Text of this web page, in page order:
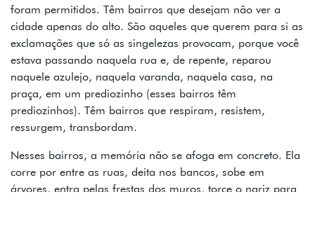
foram permitidos. Têm bairros que desejam não ver a
cidade apenas do alto. São aqueles que querem para si as
exclamações que só as singelezas provocam, porque você
estava passando naquela rua e, de repente, reparou
naquele azulejo, naquela varanda, naquela casa, na
praça, em um prediozinho (esses bairros têm
prediozinhos). Têm bairros que respiram, resistem,
ressurgem, transbordam.
Nesses bairros, a memória não se afoga em concreto. Ela
corre por entre as ruas, deita nos bancos, sobe em
árvores, entra pelas frestas dos muros, torce o nariz para